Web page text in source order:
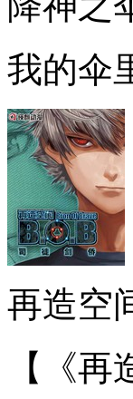
我的伞
再造空
【《